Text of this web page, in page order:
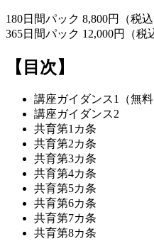
180日間パック 8,800円（税込
365日間パック 12,000円（税
【目次】
講座ガイダンス1（無料
講座ガイダンス2
共育第1カ条
共育第2カ条
共育第3カ条
共育第4カ条
共育第5カ条
共育第6カ条
共育第7カ条
共育第8カ条